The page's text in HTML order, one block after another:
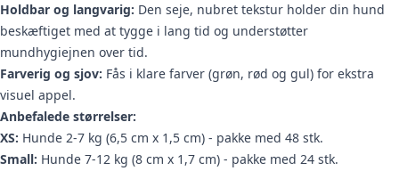
Holdbar og langvarig: Den seje, nubret tekstur holder din hund
beskæftiget med at tygge i lang tid og understøtter
mundhygiejnen over tid.
Farverig og sjov: Fås i klare farver (grøn, rød og gul) for ekstra
visuel appel.
Anbefalede størrelser:
XS: Hunde 2-7 kg (6,5 cm x 1,5 cm) - pakke med 48 stk.
Small: Hunde 7-12 kg (8 cm x 1,7 cm) - pakke med 24 stk.